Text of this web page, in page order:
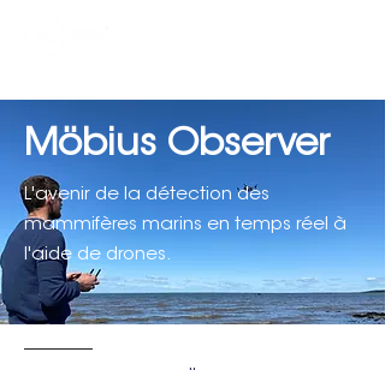
Möbius Observer
L'avenir de la détection des
mammifères marins en temps réel à
l'aide de drones.